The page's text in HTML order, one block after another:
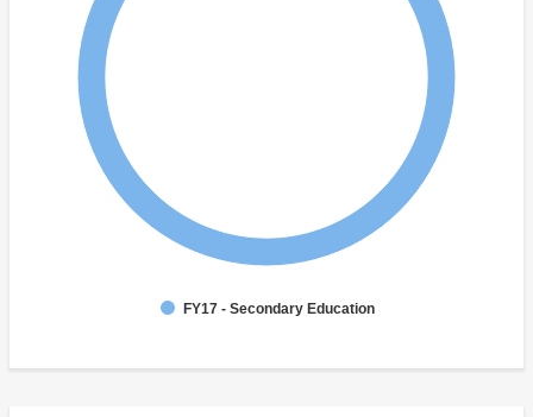
FY17 - Secondary Education